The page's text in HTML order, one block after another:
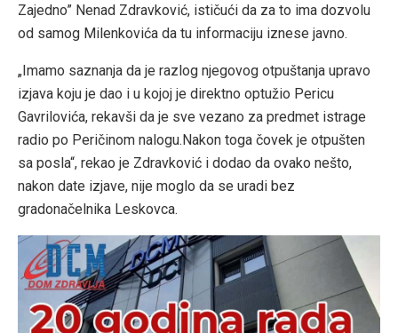
Zajedno” Nenad Zdravković, ističući da za to ima dozvolu
od samog Milenkovića da tu informaciju iznese javno.
„Imamo saznanja da je razlog njegovog otpuštanja upravo
izjava koju je dao i u kojoj je direktno optužio Pericu
Gavrilovića, rekavši da je sve vezano za predmet istrage
radio po Peričinom nalogu.Nakon toga čovek je otpušten
sa posla“, rekao je Zdravković i dodao da ovako nešto,
nakon date izjave, nije moglo da se uradi bez
gradonačelnika Leskovca.